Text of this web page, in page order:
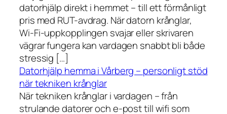
datorhjälp direkt i hemmet – till ett förmånligt
pris med RUT-avdrag. När datorn krånglar,
Wi-Fi-uppkopplingen svajar eller skrivaren
vägrar fungera kan vardagen snabbt bli både
stressig […]
Datorhjälp hemma i Vårberg – personligt stöd
när tekniken krånglar
När tekniken krånglar i vardagen – från
strulande datorer och e-post till wifi som